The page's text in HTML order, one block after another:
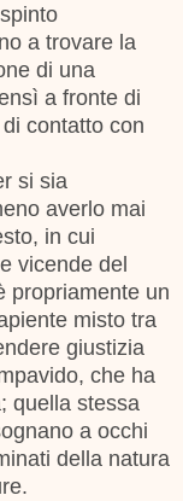
a trovare la
di una
a fronte di
contatto con
si sia
averlo mai
in cui
vicende del
propriamente un
misto tra
giustizia
che ha
quella stessa
a occhi
della natura